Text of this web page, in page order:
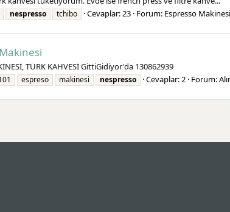
nespresso tchibo Cevaplar: 23 Forum: Espresso
TÜRK KAHVESİ GittiGidiyor'da 130862939
espreso makinesi nespresso Cevaplar: 2 Forum: